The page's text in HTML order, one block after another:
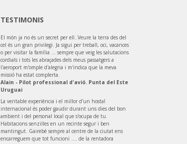
TESTIMONIS
El món ja no és un secret per ell..Veure la terra des del
cel és un gran privilegi. Ja sigui per treball, oci, vacances
o per visitar la família ... sempre que veig les salutacions
cordials i tots les abraçades dels meus passatgers a
l'aeroport m'omple d'alegria i m'indica que la meva
missió ha estat complerta.
Alain - Pilot professional d'avió. Punta del Este
Uruguai
La veritable experiència i el millor d'un hostal
internacional és poder gaudir durant uns dies del bon
ambient i del personal local que s'ocupa de tu.
Habitacions senzilles en un recinte segur i ben
mantingut. Gairebé sempre al centre de la ciutat ens
encarreguem que tot funcioni .... de la rentadora